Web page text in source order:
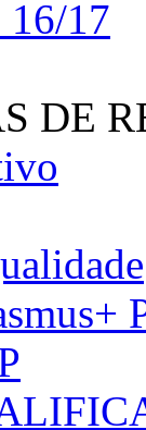
17
DE